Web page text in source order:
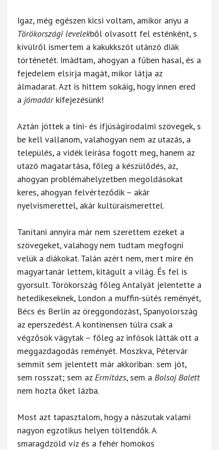
Igaz, még egészen kicsi voltam, amikor anyu a
Törökországi levelekből olvasott fel esténként, s
kívülről ismertem a kakukkszót utánzó diák
történetét. Imádtam, ahogyan a fűben hasal, és a
fejedelem elsírja magát, mikor látja az
álmadarat. Azt is hittem sokáig, hogy innen ered
a jómadárkifejezésünk!
Aztán jöttek a tini- és ifjúságirodalmi szövegek, s
be kell vallanom, valahogyan nem az utazás, a
település, a vidék leírása fogott meg, hanem az
utazó magatartása, főleg a készülődés, az,
ahogyan problémahelyzetben megoldásokat
keres, ahogyan felvérteződik – akár
nyelvismerettel, akár kultúraismerettel.
Tanítani annyira már nem szerettem ezeket a
szövegeket, valahogy nem tudtam megfogni
velük a diákokat. Talán azért nem, mert mire én
magyartanár lettem, kitágult a világ. És fel is
gyorsult. Törökország főleg Antalyát jelentette a
hetedikeseknek, London a muffin-sütés reményét,
Bécs és Berlin az öreggondozást, Spanyolország
az eperszedést. A kontinensen túlra csak a
végzősök vágytak – főleg az infósok látták ott a
meggazdagodás reményét. Moszkva, Pétervár
semmit sem jelentett már akkoriban: sem jót,
sem rosszat; sem az Ermitázs, sem a Bolsoj Balett
nem hozta őket lázba.
Most azt tapasztalom, hogy a nászutak valami
nagyon egzotikus helyen töltendők. A
smaragdzöld víz és a fehér homokos